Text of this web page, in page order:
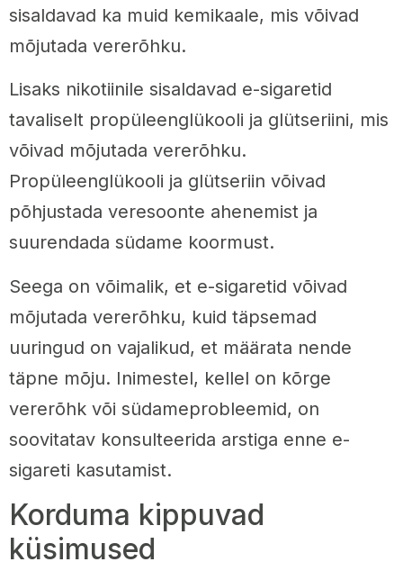
sisaldavad ka muid kemikaale, mis võivad
mõjutada vererõhku.
Lisaks nikotiinile sisaldavad e-sigaretid
tavaliselt propüleenglükooli ja glütseriini, mis
võivad mõjutada vererõhku.
Propüleenglükooli ja glütseriin võivad
põhjustada veresoonte ahenemist ja
suurendada südame koormust.
Seega on võimalik, et e-sigaretid võivad
mõjutada vererõhku, kuid täpsemad
uuringud on vajalikud, et määrata nende
täpne mõju. Inimestel, kellel on kõrge
vererõhk või südameprobleemid, on
soovitatav konsulteerida arstiga enne e-
sigareti kasutamist.
Korduma kippuvad
küsimused